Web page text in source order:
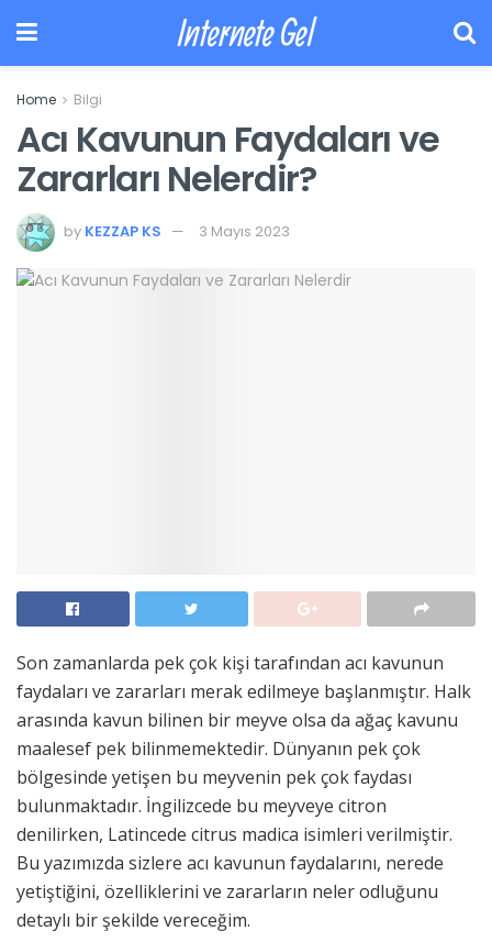
Internete Gel
Home Bilgi
Acı Kavunun Faydaları ve
Zararları Nelerdir?
by KEZZAP KS 3 Mayıs 2023
Son zamanlarda pek çok kişi tarafından acı kavunun
faydaları ve zararları merak edilmeye başlanmıştır. Halk
arasında kavun bilinen bir meyve olsa da ağaç kavunu
maalesef pek bilinmemektedir. Dünyanın pek çok
bölgesinde yetişen bu meyvenin pek çok faydası
bulunmaktadır. İngilizcede bu meyveye citron
denilirken, Latincede citrus madica isimleri verilmiştir.
Bu yazımızda sizlere acı kavunun faydalarını, nerede
yetiştiğini, özelliklerini ve zararların neler odluğunu
detaylı bir şekilde vereceğim.